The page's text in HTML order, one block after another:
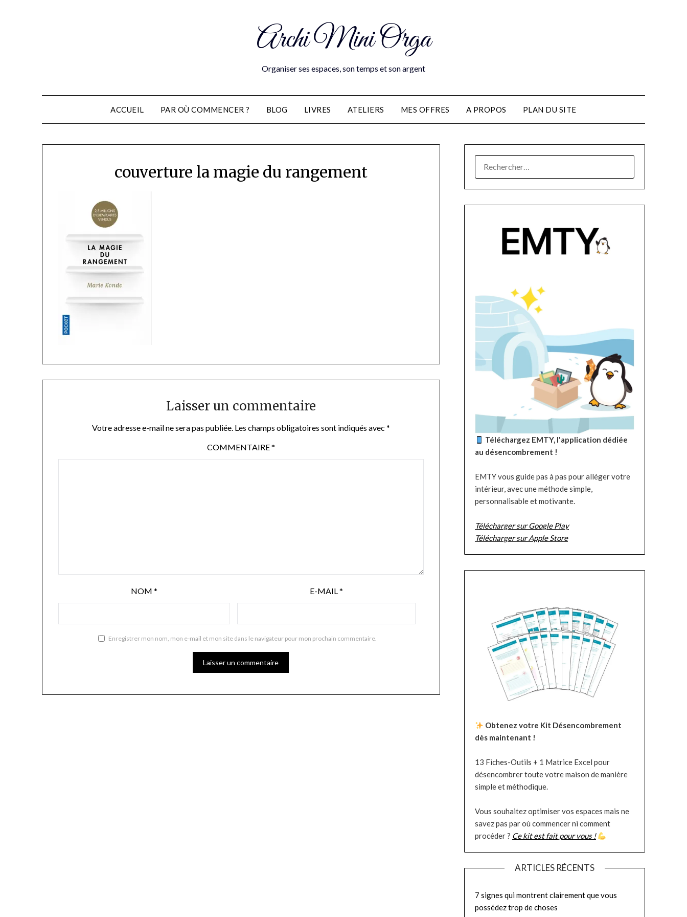
Archi Mini Orga
Organiser ses espaces, son temps et son argent
ACCUEIL PAR OÙ COMMENCER ? BLOG LIVRES ATELIERS MES OFFRES A PROPOS PLAN DU SITE
couverture la magie du rangement
Laisser un commentaire
Votre adresse e-mail ne sera pas publiée. Les champs obligatoires sont indiqués avec *
COMMENTAIRE*
NOM* E-MAIL*
Enregistrer mon nom, mon e-mail et mon site dans le navigateur pour mon prochain commentaire.
Téléchargez EMTY, l'application dédiée
au désencombrement !
EMTY vous guide pas à pas pour alléger votre
intérieur, avec une méthode simple,
personnalisable et motivante.
Télécharger sur Google Play
Télécharger sur Apple Store
Obtenez votre Kit Désencombrement
dès maintenant !
13 Fiches-Outils + 1 Matrice Excel pour
désencombrer toute votre maison de manière
simple et méthodique.
Vous souhaitez optimiser vos espaces mais ne
savez pas par où commencer ni comment
procéder ? Ce kit est fait pour vous !
ARTICLES RÉCENTS
7 signes qui montrent clairement que vous
possédez trop de choses